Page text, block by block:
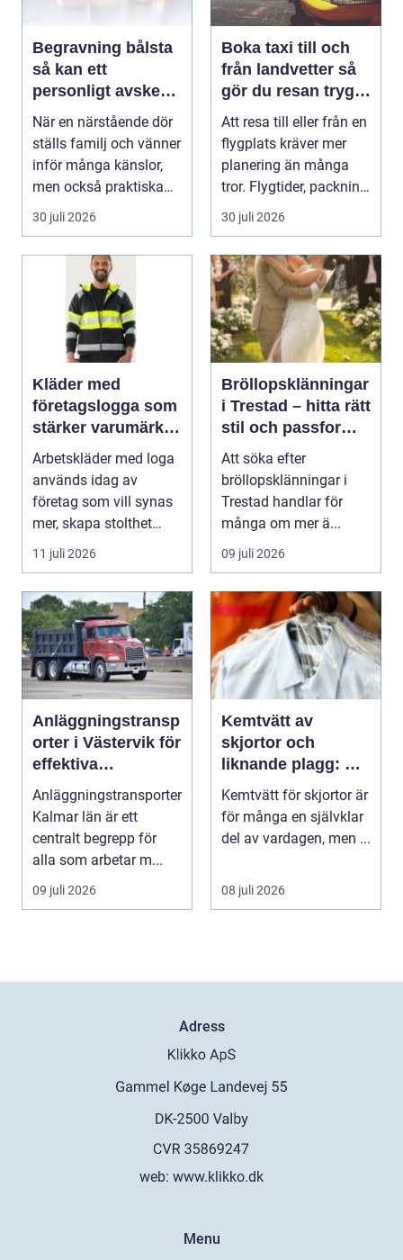
Begravning bålsta
så kan ett
personligt avsked
formas
När en närstående dör
ställs familj och vänner
inför många känslor,
men också praktiska
beslut. En b...
30 juli 2026
Boka taxi till och
från landvetter så
gör du resan trygg
och smidig
Att resa till eller från en
flygplats kräver mer
planering än många
tror. Flygtider, packning,
säker...
30 juli 2026
Kläder med
företagslogga som
stärker varumärket
varje dag
Arbetskläder med loga
används idag av
företag som vill synas
mer, skapa stolthet
inte...
11 juli 2026
Bröllopsklänningar
i Trestad – hitta rätt
stil och passform
inför den stora
dagen
Att söka efter
bröllopsklänningar i
Trestad handlar för
många om mer ä...
09 juli 2026
Anläggningstransp
orter i Västervik för
effektiva
byggprojekt
Anläggningstransporter
Kalmar län är ett
centralt begrepp för
alla som arbetar m...
09 juli 2026
Kemtvätt av
skjortor och
liknande plagg: Så
fungerar
professionell
klädvård i
Kemtvätt för skjortor är
för många en självklar
del av vardagen, men ...
08 juli 2026
Adress
web: www.klikko.dk
Menu